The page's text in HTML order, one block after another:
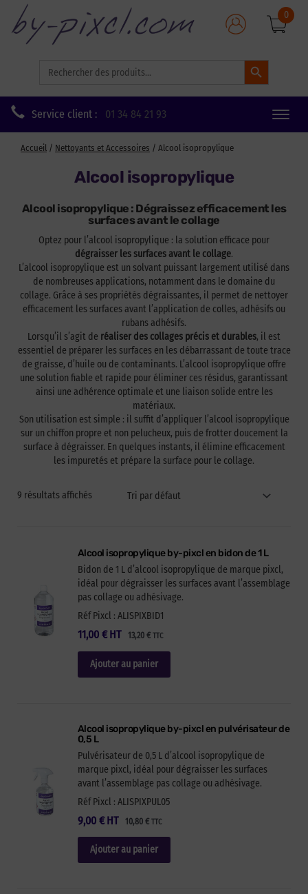
for:
Search Button
0
Service client : 01 34 84 21 93
Toggle
Accueil / Nettoyants et Accessoires / Alcool isopropylique
Alcool isopropylique
Alcool isopropylique : Dégraissez efficacement les
surfaces avant le collage
Optez pour l’alcool isopropylique : la solution efficace pour
dégraisser les surfaces avant le collage.
L’alcool isopropylique est un solvant puissant largement utilisé dans
de nombreuses applications, notamment dans le domaine du
collage. Grâce à ses propriétés dégraissantes, il permet de nettoyer
efficacement les surfaces avant l’application de colles, adhésifs ou
rubans adhésifs.
Lorsqu’il s’agit de réaliser des collages précis et durables, il est
essentiel de préparer les surfaces en les débarrassant de toute trace
de graisse, d’huile ou de contaminants. L’alcool isopropylique offre
une solution fiable et rapide pour éliminer ces résidus, garantissant
ainsi une adhérence optimale et une liaison solide entre les
matériaux.
Son utilisation est simple : il suffit d’appliquer l’alcool isopropylique
sur un chiffon propre et non pelucheux, puis de frotter doucement la
surface à dégraisser. En quelques instants, il élimine efficacement
les impuretés et prépare la surface pour le collage.
9 résultats affichés
Alcool isopropylique by-pixcl en bidon de 1 L
Bidon de 1 L d’alcool isopropylique de marque pixcl,
idéal pour dégraisser les surfaces avant l’assemblage
pas collage ou adhésivage.
Réf Pixcl : ALISPIXBID1
11,00 € 13,20 €TTC
HT
Ajouter au panier
Alcool isopropylique by-pixcl en pulvérisateur de
0,5 L
Pulvérisateur de 0,5 L d’alcool isopropylique de
marque pixcl, idéal pour dégraisser les surfaces
avant l’assemblage pas collage ou adhésivage.
Réf Pixcl : ALISPIXPUL05
9,00 € 10,80 €TTC
HT
Ajouter au panier